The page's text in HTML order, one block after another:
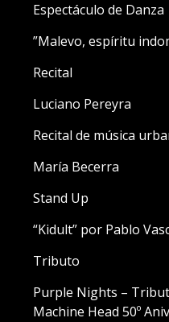
Espectáculo de Danza
”Malevo, espíritu
Recital
Luciano Pereyra
Recital de música
María Becerra
Stand Up
“Kidult” por Pablo
Tributo
Purple Nights –
Machine Head 50º